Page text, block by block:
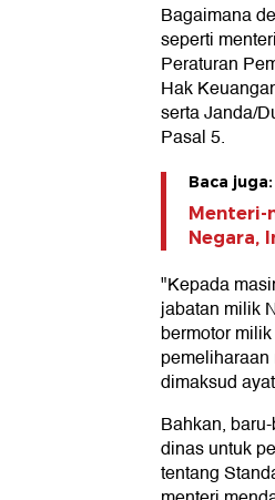
Bagaimana
seperti
Peraturan
Hak
serta Janda/
Pasal 5.
Baca juga:
Menteri-
Negara,
"Kepada
jabatan milik
bermotor
dimaksud
Bahkan,
dinas untuk
tentang